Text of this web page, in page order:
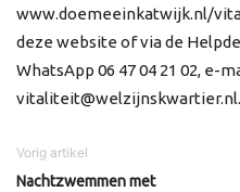
www.doemeeinkatwijk.nl/
deze website of via de
WhatsApp 06 47 04 21 02, e-
Vorig artikel
Nachtzwemmen met